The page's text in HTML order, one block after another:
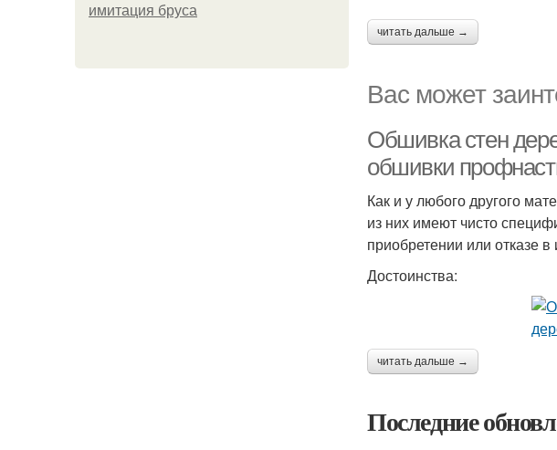
имитация бруса
читать дальше →
Вас может
Обшивка стен
обшивки
Как и у любого другого
из них имеют чисто
приобретении или отказе
Достоинства:
читать дальше →
Последние